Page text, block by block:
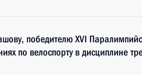
победителю XVI
по велоспорту в дисциплине